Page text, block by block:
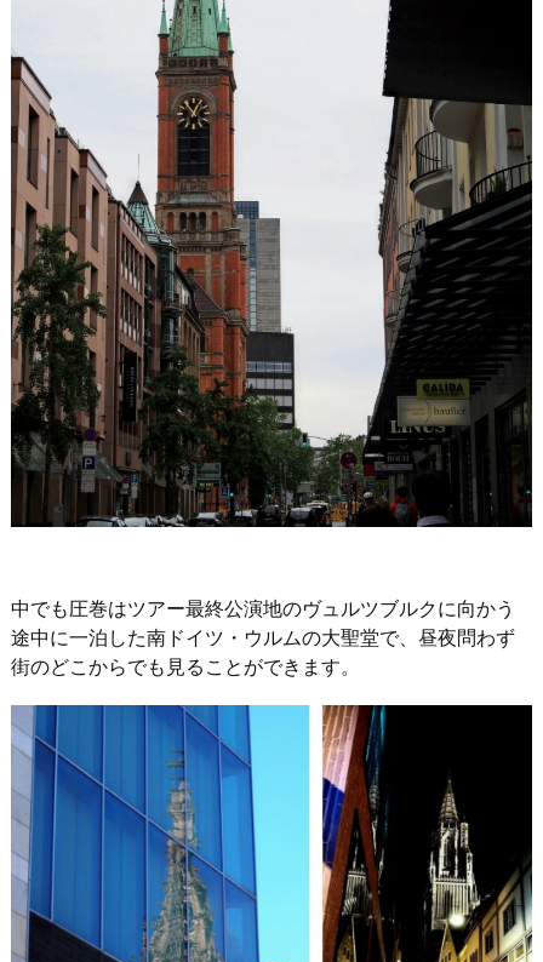
中でも圧巻はツアー最終公演地のヴュルツブルクに向かう
途中に一泊した南ドイツ・ウルムの大聖堂で、昼夜問わず
街のどこからでも見ることができます。